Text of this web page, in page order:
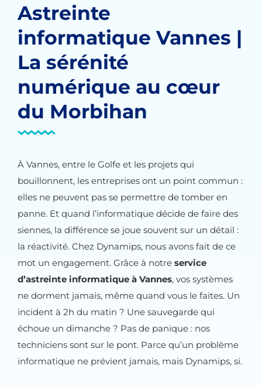
Astreinte
informatique Vannes |
La sérénité
numérique au cœur
du Morbihan
À Vannes, entre le Golfe et les projets qui
bouillonnent, les entreprises ont un point commun :
elles ne peuvent pas se permettre de tomber en
panne. Et quand l’informatique décide de faire des
siennes, la différence se joue souvent sur un détail :
la réactivité. Chez Dynamips, nous avons fait de ce
mot un engagement. Grâce à notre service
d’astreinte informatique à Vannes, vos systèmes
ne dorment jamais, même quand vous le faites. Un
incident à 2h du matin ? Une sauvegarde qui
échoue un dimanche ? Pas de panique : nos
techniciens sont sur le pont. Parce qu’un problème
informatique ne prévient jamais, mais Dynamips, si.